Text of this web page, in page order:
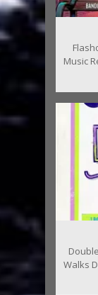
Music
Walks